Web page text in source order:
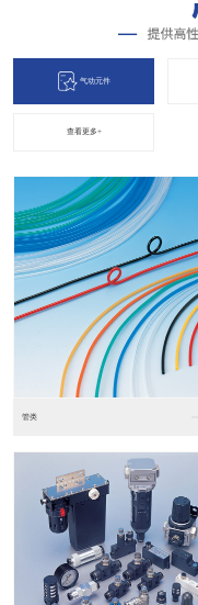
气动元件
查看更多+
进口松下PLC2